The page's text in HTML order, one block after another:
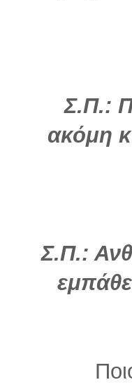
Σ.Π.:
ακόμη
Σ.Π.: